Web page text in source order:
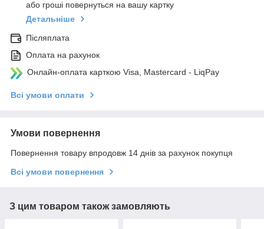
або гроші повернуться на вашу картку
Детальніше
Післяплата
Оплата на рахунок
Онлайн-оплата карткою Visa, Mastercard - LiqPay
Всі умови оплати
Умови повернення
Повернення товару впродовж 14 днів за рахунок покупця
Всі умови повернення
З цим товаром також замовляють